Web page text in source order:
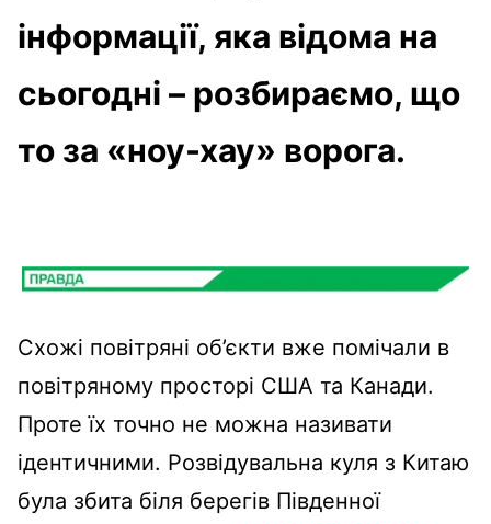
інформації, яка відома на
сьогодні – розбираємо, що
то за «ноу-хау» ворога.
Схожі повітряні об’єкти вже помічали в
повітряному просторі США та Канади.
Проте їх точно не можна називати
ідентичними. Розвідувальна куля з Китаю
була збита біля берегів Південної